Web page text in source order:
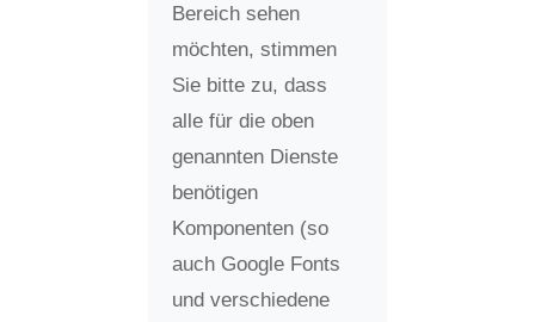
Bereich sehen
möchten, stimmen
Sie bitte zu, dass
alle für die oben
genannten Dienste
benötigen
Komponenten (so
auch Google Fonts
und verschiedene